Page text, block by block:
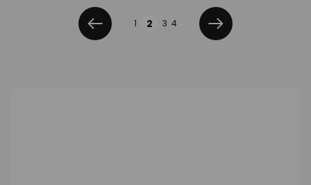
Zurück
1 2 3 4
Weiter